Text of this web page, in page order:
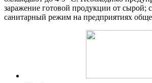
заражение готовой продукции от сырой;
санитарный режим на предприятиях